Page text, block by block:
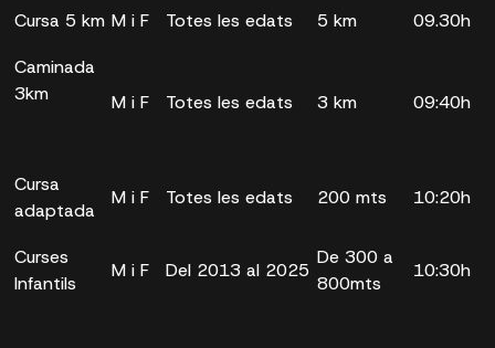
Cursa 5 km M i F Totes les edats 5 km
09.30h
Caminada
3km
M i F Totes les edats 3 km 09:40h
Cursa
adaptada
M i F Totes les edats 200 mts 10:20h
Curses
Infantils
M i F Del 2013 al 2025
De 300 a
800mts
10:30h